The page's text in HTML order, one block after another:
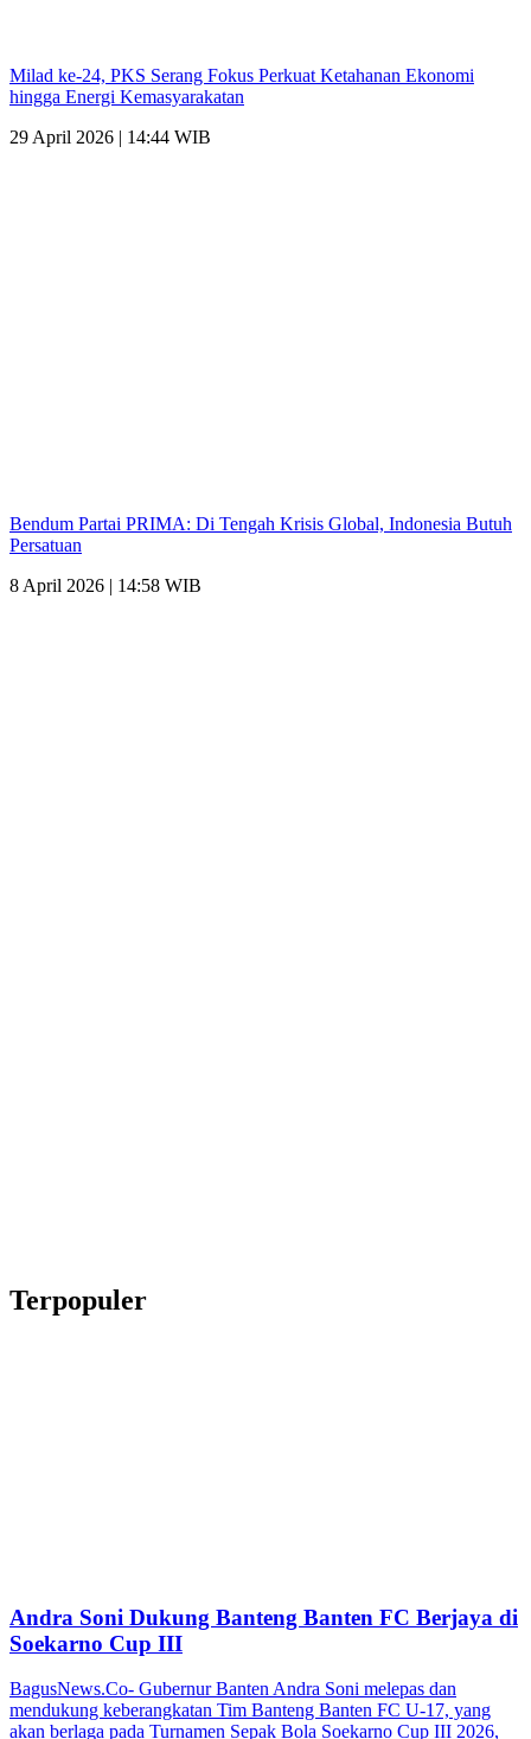
Milad ke-24, PKS Serang Fokus Perkuat Ketahanan Ekonomi
hingga Energi Kemasyarakatan
29 April 2026 | 14:44 WIB
Bendum Partai PRIMA: Di Tengah Krisis Global, Indonesia Butuh
Persatuan
8 April 2026 | 14:58 WIB
Terpopuler
Andra Soni Dukung Banteng Banten FC Berjaya di
Soekarno Cup III
BagusNews.Co- Gubernur Banten Andra Soni melepas dan
mendukung keberangkatan Tim Banteng Banten FC U-17, yang
akan berlaga pada Turnamen Sepak Bola Soekarno Cup III 2026,